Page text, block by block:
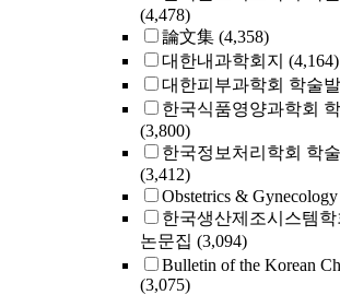
(4,478)
論文集 (4,358)
대한내과학회지 (4,164)
대한피부과학회 학술
한국식품영양과학회
(3,800)
한국정보처리학회 학
(3,412)
Obstetrics & Gynecology
한국생산제조시스템
논문집 (3,094)
Bulletin of the Korean
(3,075)